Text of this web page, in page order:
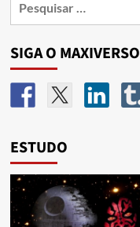
SIGA O MAXIVERSO
ESTUDO